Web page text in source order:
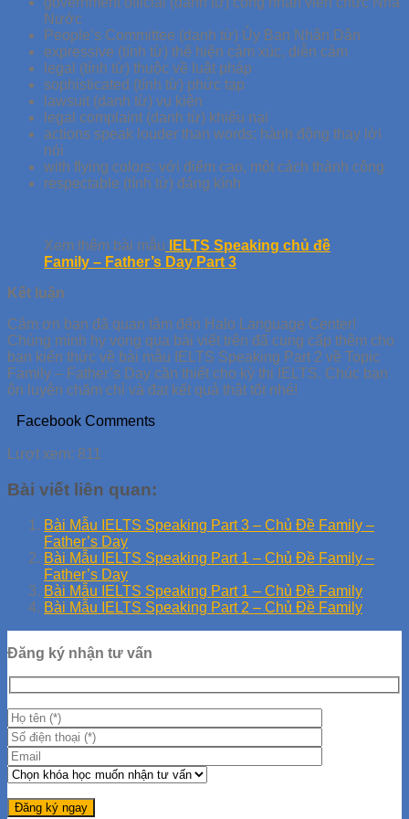
Nước
People’s Committee (danh từ) Ủy Ban Nhân Dân
expressive (tính từ) thể hiện cảm xúc, diễn cảm
legal (tính từ) thuộc về luật pháp
sophisticated (tính từ) phức tạp
lawsuit (danh từ) vụ kiện
legal complaint (danh từ) khiếu nại
actions speak louder than words: hành động thay lời
nói
with flying colors: với điểm cao, một cách thành công
respectable (tính từ) đáng kính
Xem thêm bài mẫu
IELTS Speaking chủ đề
Family – Father’s Day Part 3
Kết luận
Cảm ơn bạn đã quan tâm đến Halo Language Center!
Chúng mình hy vọng qua bài viết trên đã cung cấp thêm cho
bạn kiến thức về bài mẫu IELTS Speaking Part 2 về Topic
Family – Father’s Day cần thiết cho kỳ thi IELTS. Chúc bạn
ôn luyện chăm chỉ và đạt kết quả thật tốt nhé!
Facebook Comments
Lượt xem: 811
Bài viết liên quan:
Bài Mẫu IELTS Speaking Part 3 – Chủ Đề Family –
Father’s Day
Bài Mẫu IELTS Speaking Part 1 – Chủ Đề Family –
Father’s Day
Bài Mẫu IELTS Speaking Part 1 – Chủ Đề Family
Bài Mẫu IELTS Speaking Part 2 – Chủ Đề Family
Đăng ký nhận tư vấn